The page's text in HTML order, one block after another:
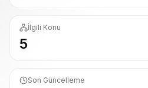
İlgili Konu
5
Son Güncelleme